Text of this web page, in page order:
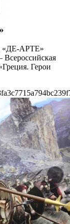
«ДЕ-АРТЕ»
Герои